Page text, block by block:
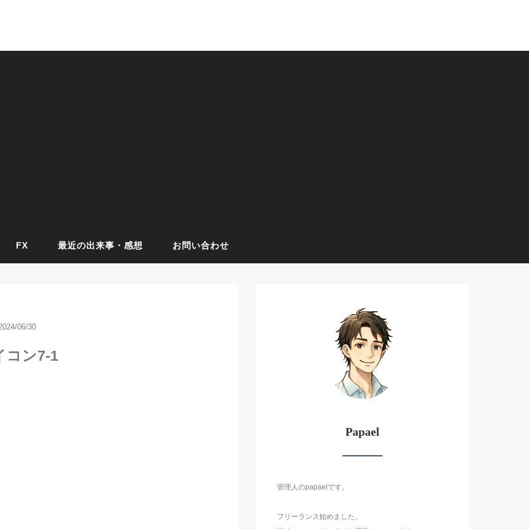
FX 最近の出来事・感想 お問い合わせ
06/30
コン7-1
Papael
管理人のpapaelです。
フリーランス始めました。